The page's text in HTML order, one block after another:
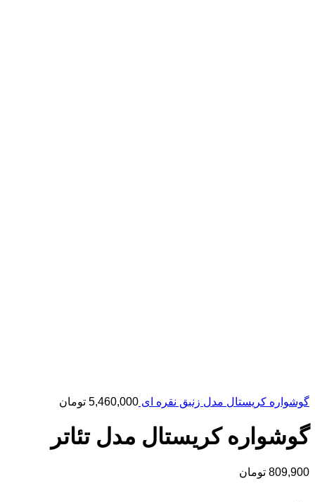
گوشواره کریستال مدل زنبق نقره ای 5,460,000 تومان
گوشواره کریستال مدل تئاتر
809,900 تومان